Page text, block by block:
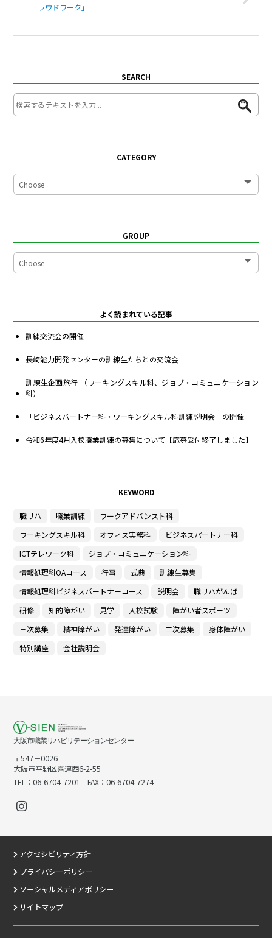
ラウドワーク」
SEARCH
CATEGORY
GROUP
よく読まれている記事
訓練交流会の開催
長崎能力開発センターの訓練生たちとの交流会
訓練生企画旅行 （ワーキングスキル科、ジョブ・コミュニケーション
科）
「ビジネスパートナー科・ワーキングスキル科訓練説明会」の開催
令和6年度4月入校職業訓練の募集について【応募受付終了しました】
KEYWORD
職リハ 職業訓練
ワークアドバンスト科
ワーキングスキル科
オフィス実務科
ビジネスパートナー科
ICTテレワーク科
ジョブ・コミュニケーション科
情報処理科OAコース
行事 式典
訓練生募集
情報処理科ビジネスパートナーコース
説明会
職リハがんば
研修
知的障がい 見学 入校試験
障がい者スポーツ
三次募集
精神障がい 発達障がい 二次募集
身体障がい
特別講座
会社説明会
大阪市職業リハビリテーションセンター
〒547－0026
大阪市平野区喜連西6-2-55
TEL：06-6704-7201 FAX：06-6704-7274
アクセシビリティ方針
プライバシーポリシー
ソーシャルメディアポリシー
サイトマップ